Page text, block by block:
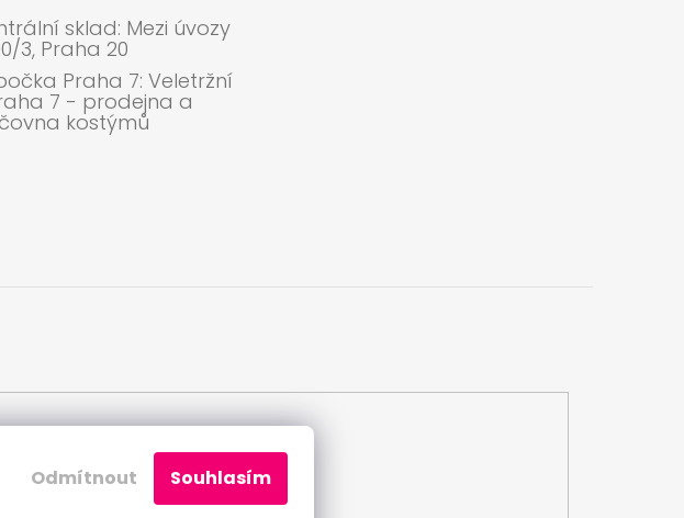
Odmítnout Souhlasím
sklad: Mezi úvozy
3, Praha 20
Praha 7: Veletržní
7 - prodejna a
kostýmů